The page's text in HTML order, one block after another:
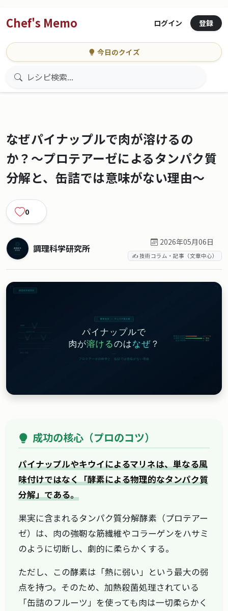
Chef's Memo ログイン 登録
今日のクイズ
なぜパイナップルで肉が溶けるの
か？〜プロテアーゼによるタンパク質
分解と、缶詰では意味がない理由〜
0
調理科学研究所
2026年05月06日
✍️ 技術コラム・記事（文章中心）
成功の核心（プロのコツ）
パイナップルやキウイによるマリネは、単なる風
味付けではなく「酵素による物理的なタンパク質
分解」である。
果実に含まれるタンパク質分解酵素（プロテアー
ゼ）は、肉の強靭な筋繊維やコラーゲンをハサミ
のように切断し、劇的に柔らかくする。
ただし、この酵素は「熱に弱い」という最大の弱
点を持つ。そのため、加熱殺菌処理されている
「缶詰のフルーツ」を使っても肉は一切柔らかく